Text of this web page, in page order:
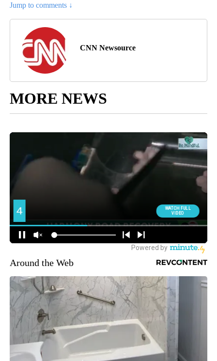
Jump to comments ↓
CNN Newsource
MORE NEWS
Around the Web